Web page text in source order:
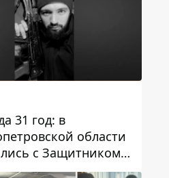
31 год: в
области
с Защитником
Репиным